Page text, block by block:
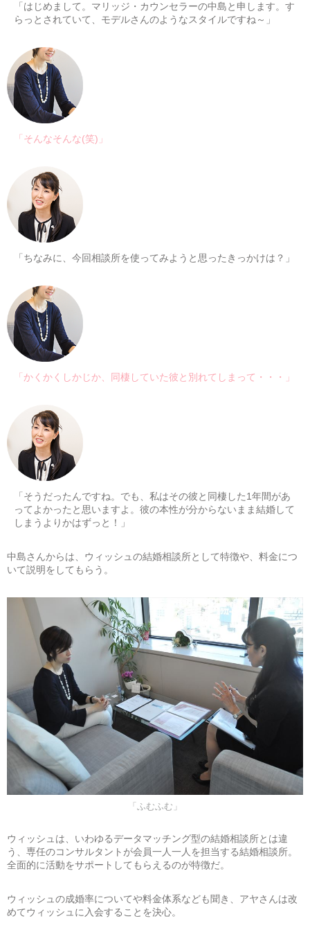
「はじめまして。マリッジ・カウンセラーの中島と申します。す
らっとされていて、モデルさんのようなスタイルですね～」
「そんなそんな(笑)」
「ちなみに、今回相談所を使ってみようと思ったきっかけは？」
「かくかくしかじか、同棲していた彼と別れてしまって・・・」
「そうだったんですね。でも、私はその彼と同棲した1年間があ
ってよかったと思いますよ。彼の本性が分からないまま結婚して
しまうよりかはずっと！」
中島さんからは、ウィッシュの結婚相談所として特徴や、料金につ
いて説明をしてもらう。
「ふむふむ」
ウィッシュは、いわゆるデータマッチング型の結婚相談所とは違
う、専任のコンサルタントが会員一人一人を担当する結婚相談所。
全面的に活動をサポートしてもらえるのが特徴だ。
ウィッシュの成婚率についてや料金体系なども聞き、アヤさんは改
めてウィッシュに入会することを決心。